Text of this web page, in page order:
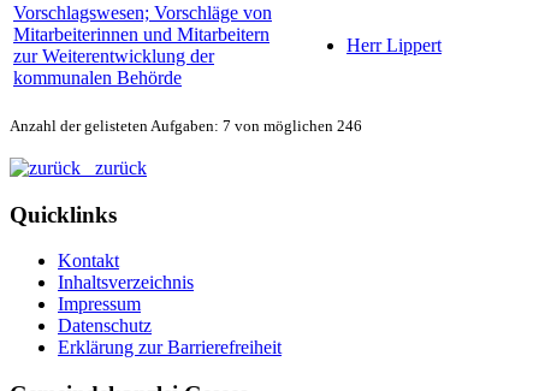
Vorschlagswesen; Vorschläge von
Mitarbeiterinnen und Mitarbeitern
zur Weiterentwicklung der
kommunalen Behörde
Herr Lippert
Anzahl der gelisteten Aufgaben: 7 von möglichen 246
zurück
Quicklinks
Kontakt
Inhaltsverzeichnis
Impressum
Datenschutz
Erklärung zur Barrierefreiheit